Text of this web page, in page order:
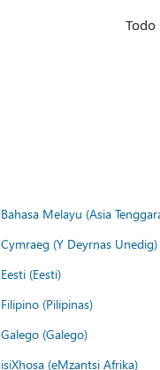
Bahasa Melayu (Asia
Cymraeg (Y Deyrnas Unedig)
Eesti (Eesti)
Filipino (Pilipinas)
Galego (Galego)
isiXhosa (eMzantsi Afrika)